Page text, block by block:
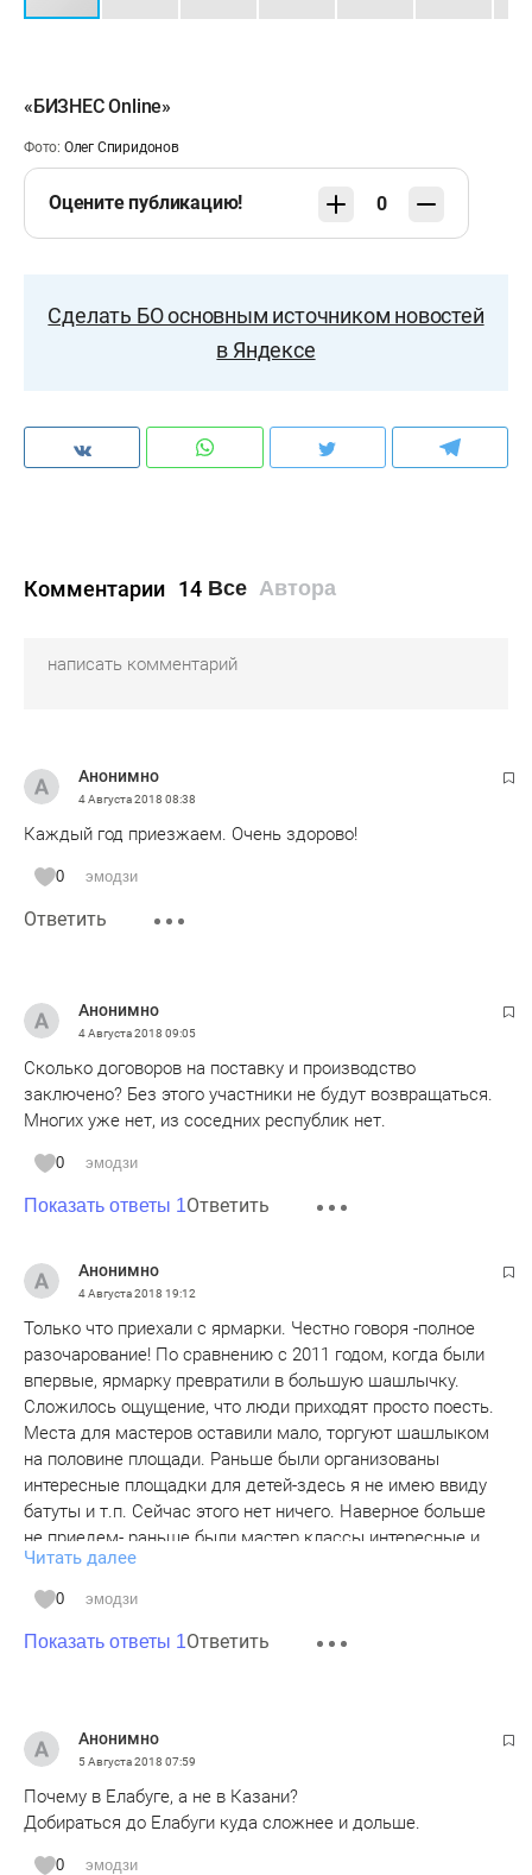
«БИЗНЕС Online»
Фото: Олег Спиридонов
Оцените публикацию! 0
Сделать БО основным источником новостей
в Яндексе
Комментарии 14 Все Автора
Анонимно
4 Августа 2018 08:38
Каждый год приезжаем. Очень здорово!
0 эмодзи
Ответить
Анонимно
4 Августа 2018 09:05
Сколько договоров на поставку и производство
заключено? Без этого участники не будут возвращаться.
Многих уже нет, из соседних республик нет.
0 эмодзи
Показать ответы 1Ответить
Анонимно
4 Августа 2018 19:12
Только что приехали с ярмарки. Честно говоря -полное
разочарование! По сравнению с 2011 годом, когда были
впервые, ярмарку превратили в большую шашлычку.
Сложилось ощущение, что люди приходят просто поесть.
Места для мастеров оставили мало, торгуют шашлыком
на половине площади. Раньше были организованы
интересные площадки для детей-здесь я не имею ввиду
батуты и т.п. Сейчас этого нет ничего. Наверное больше
не приедем- раньше были мастер классы интересные и
много мастеров разных промыслов, сейчас мне
показалось, что их меньше на 100, а в два раза. Очень
жаль прекрасное было мероприятие.
Читать далее
0 эмодзи
Показать ответы 1Ответить
Анонимно
5 Августа 2018 07:59
Почему в Елабуге, а не в Казани?
Добираться до Елабуги куда сложнее и дольше.
0 эмодзи